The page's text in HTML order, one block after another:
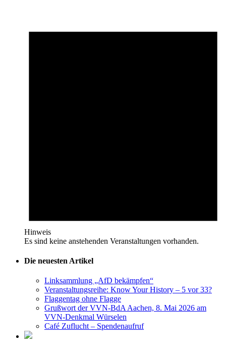
Hinweis
Es sind keine anstehenden Veranstaltungen vorhanden.
Die neuesten Artikel
Linksammlung „AfD bekämpfen“
Veranstaltungsreihe: Know Your History – 5 vor 33?
Flaggentag ohne Flagge
Grußwort der VVN-BdA Aachen, 8. Mai 2026 am
VVN-Denkmal Würselen
Café Zuflucht – Spendenaufruf